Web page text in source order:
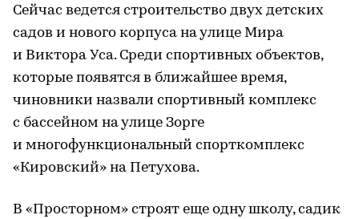
Сейчас ведется строительство двух детских
садов и нового корпуса на улице Мира
и Виктора Уса. Среди спортивных объектов,
которые появятся в ближайшее время,
чиновники назвали спортивный комплекс
с бассейном на улице Зорге
и многофункциональный спорткомплекс
«Кировский» на Петухова.
В «Просторном» строят еще одну школу, садик